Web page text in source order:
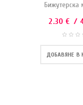
Бижутерска
2.30 € /
ДОБАВЯНЕ В